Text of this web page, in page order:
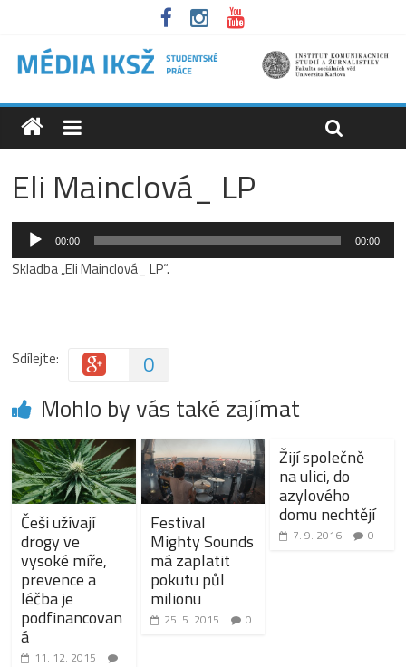
Eli Mainclová_ LP
Audio
přehrávač
00:00 00:00
Skladba „Eli Mainclová_ LP“.
Sdílejte: 0
Mohlo by vás také zajímat
Češi užívají
drogy ve
vysoké míře,
prevence a
léčba je
podfinancovan
á
11. 12. 2015
Festival
Mighty Sounds
má zaplatit
pokutu půl
milionu
25. 5. 2015 0
Žijí společně
na ulici, do
azylového
domu nechtějí
7. 9. 2016 0